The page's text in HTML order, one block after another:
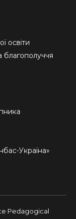
освіти
благополуччя
Україна»
Pedagogical